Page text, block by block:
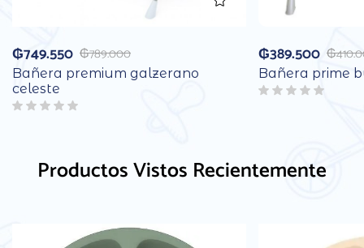
₲789.000
₲749.550
Bañera premium galzerano
celeste
₲
₲389.500
Bañera prime
Productos Vistos Recientemente